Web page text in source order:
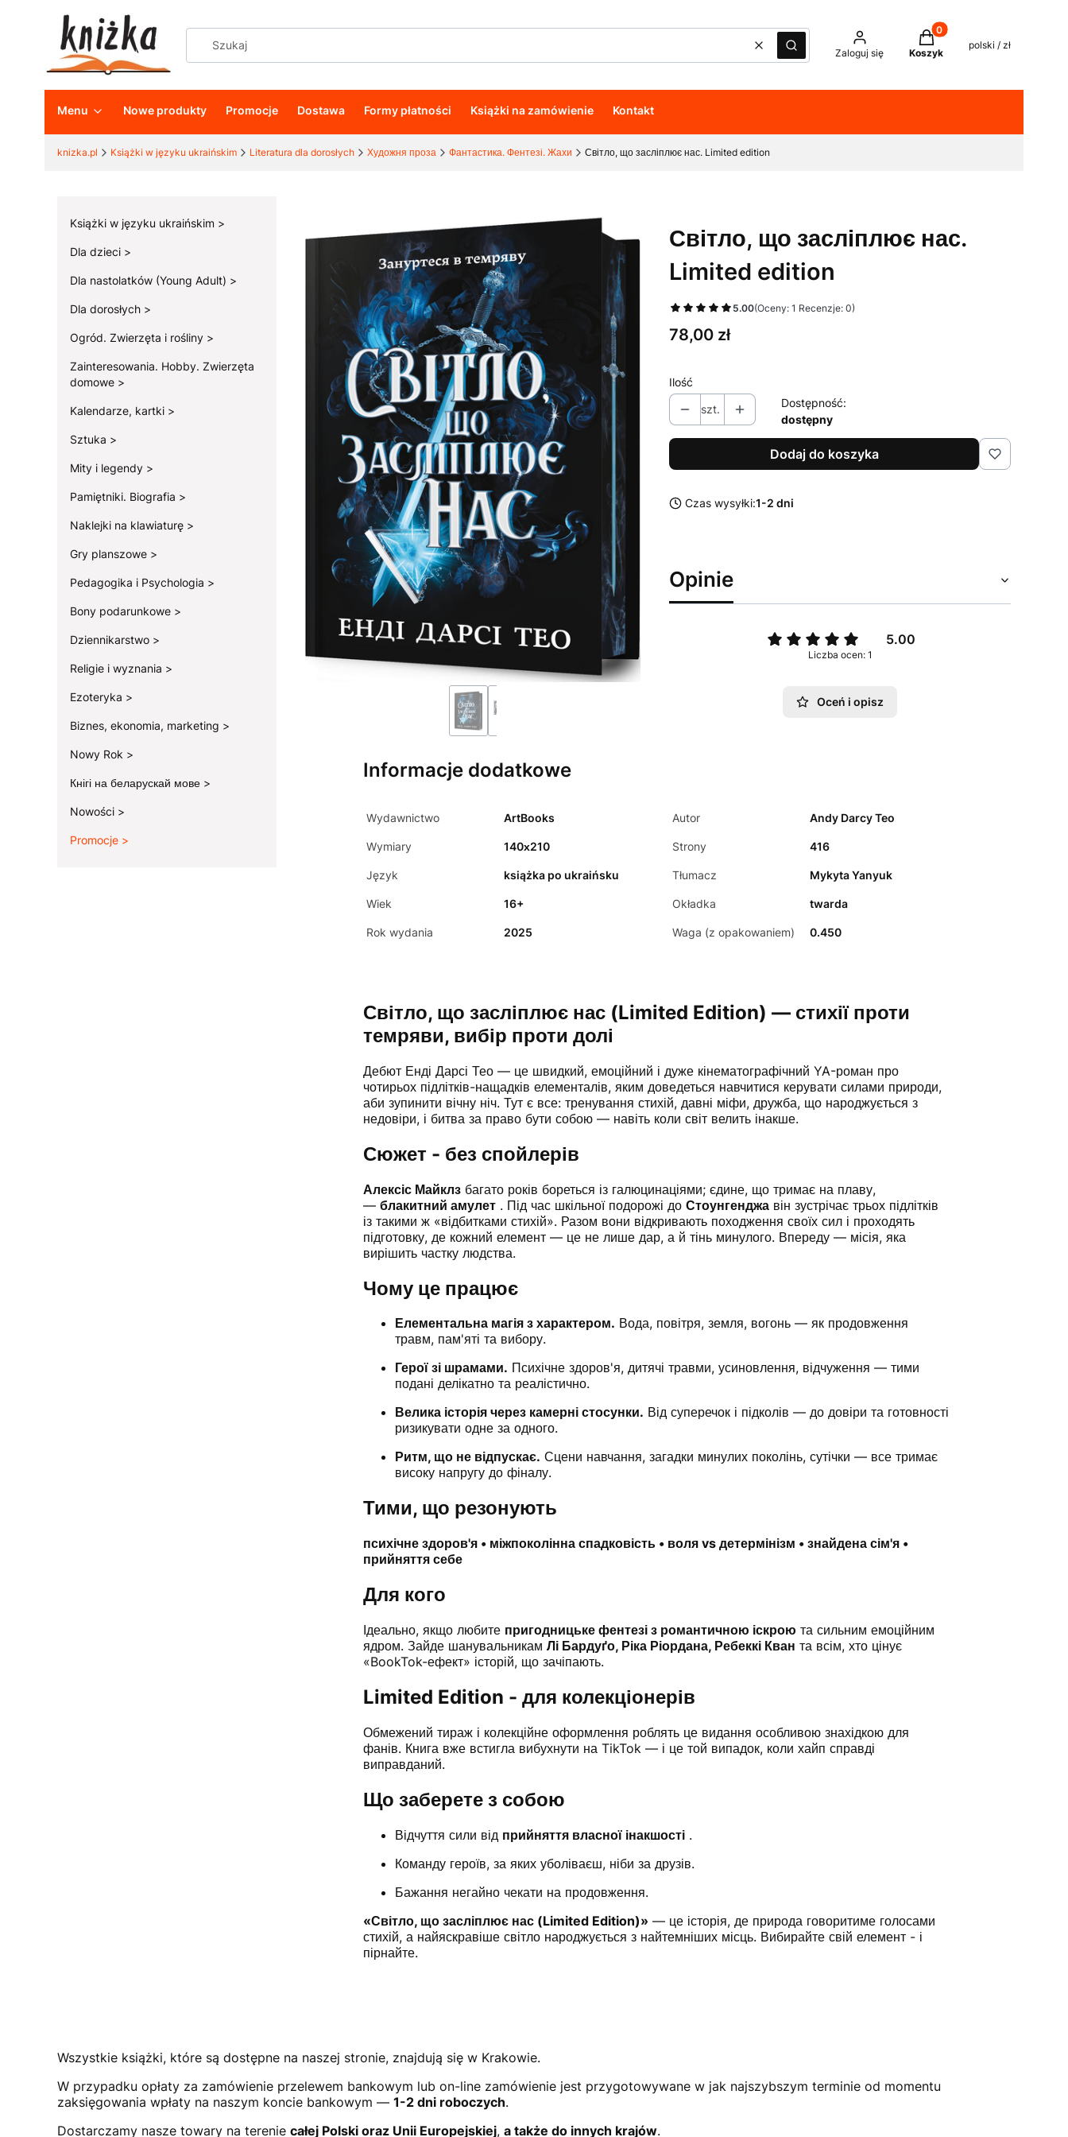
WyczyśćSzukaj Zaloguj się
Produkty w koszyku: 0.
Koszyk
polski / zł
Menu Nowe produkty Promocje Dostawa Formy płatności Książki na zamówienie Kontakt
knizka.pl Książki w języku ukraińskim Literatura dla dorosłych Художня проза Фантастика. Фентезі. Жахи Світло, що засліплює нас. Limited edition
Książki w języku ukraińskim
Dla dzieci
Dla nastolatków (Young Adult)
Dla dorosłych
Ogród. Zwierzęta i rośliny
Zainteresowania. Hobby. Zwierzęta
domowe
Kalendarze, kartki
Sztuka
Mity i legendy
Pamiętniki. Biografia
Naklejki na klawiaturę
Gry planszowe
Pedagogika i Psychologia
Bony podarunkowe
Dziennikarstwo
Religie i wyznania
Ezoteryka
Biznes, ekonomia, marketing
Nowy Rok
Кнігі на беларускай мове
Nowości
Promocje
Світло, що засліплює нас.
Limited edition
5.00(Oceny: 1 Recenzje: 0)
Cena
78,00 zł
Ilość
szt.
Dostępność:
dostępny
Dodaj do koszyka
Czas wysyłki:1-2 dni
Opinie
5.00
Liczba ocen: 1
Oceń i opisz
Informacje dodatkowe
Wydawnictwo ArtBooks Autor Andy Darcy Teo
Wymiary 140х210 Strony 416
Język książka po ukraińsku Tłumacz Mykyta Yanyuk
Wiek 16+ Okładka twarda
Rok wydania 2025 Waga (z opakowaniem) 0.450
Світло, що засліплює нас (Limited Edition) — стихії проти
темряви, вибір проти долі
Дебют Енді Дарсі Тео — це швидкий, емоційний і дуже кінематографічний YA-роман про
чотирьох підлітків-нащадків елементалів, яким доведеться навчитися керувати силами природи,
аби зупинити вічну ніч. Тут є все: тренування стихій, давні міфи, дружба, що народжується з
недовіри, і битва за право бути собою — навіть коли світ велить інакше.
Сюжет - без спойлерів
Алексіс Майклз багато років бореться із галюцинаціями; єдине, що тримає на плаву,
— блакитний амулет . Під час шкільної подорожі до Стоунгенджа він зустрічає трьох підлітків
із такими ж «відбитками стихій». Разом вони відкривають походження своїх сил і проходять
підготовку, де кожний елемент — це не лише дар, а й тінь минулого. Впереду — місія, яка
вирішить частку людства.
Чому це працює
Елементальна магія з характером. Вода, повітря, земля, вогонь — як продовження
травм, пам'яті та вибору.
Герої зі шрамами. Психічне здоров'я, дитячі травми, усиновлення, відчуження — тими
подані делікатно та реалістично.
Велика історія через камерні стосунки. Від суперечок і підколів — до довіри та готовності
ризикувати одне за одного.
Ритм, що не відпускає. Сцени навчання, загадки минулих поколінь, сутічки — все тримає
високу напругу до фіналу.
Тими, що резонують
психічне здоров'я • міжпоколінна спадковість • воля vs детермінізм • знайдена сім'я •
прийняття себе
Для кого
Ідеально, якщо любите пригодницьке фентезі з романтичною іскрою та сильним емоційним
ядром. Зайде шанувальникам Лі Бардуґо, Ріка Ріордана, Ребеккі Кван та всім, хто цінує
«BookTok-ефект» історій, що зачіпають.
Limited Edition - для колекціонерів
Обмежений тираж і колекційне оформлення роблять це видання особливою знахідкою для
фанів. Книга вже встигла вибухнути на TikTok — і це той випадок, коли хайп справді
виправданий.
Що заберете з собою
Відчуття сили від прийняття власної інакшості .
Команду героїв, за яких уболіваєш, ніби за друзів.
Бажання негайно чекати на продовження.
«Світло, що засліплює нас (Limited Edition)» — це історія, де природа говоритиме голосами
стихій, а найяскравіше світло народжується з найтемніших місць. Вибирайте свій елемент - і
пірнайте.
Wszystkie książki, które są dostępne na naszej stronie, znajdują się w Krakowie.
W przypadku opłaty za zamówienie przelewem bankowym lub on-line zamówienie jest przygotowywane w jak najszybszym terminie od momentu
zaksięgowania wpłaty na naszym koncie bankowym — 1-2 dni roboczych.
Dostarczamy nasze towary na terenie całej Polski oraz Unii Europejskiej, a także do innych krajów.